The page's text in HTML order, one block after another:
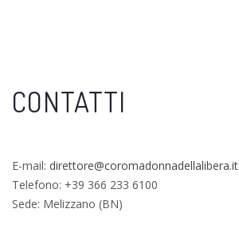
CONTATTI
E-mail: direttore@coromadonnadellalibera.it
Telefono: +39 366 233 6100
Sede: Melizzano (BN)